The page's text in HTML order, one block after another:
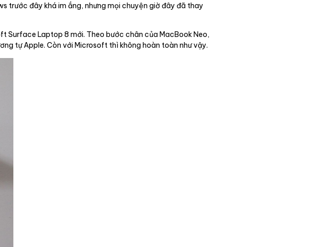
trước đây khá im ắng, nhưng mọi chuyện giờ đây đã thay
Surface Laptop 8 mới. Theo bước chân của MacBook Neo,
tự Apple. Còn với Microsoft thì không hoàn toàn như vậy.